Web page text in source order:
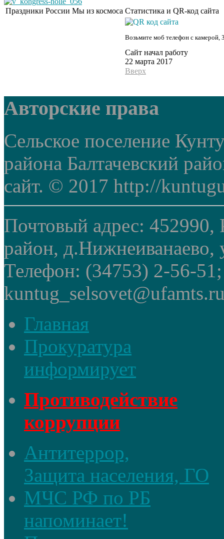
Праздники России Мы из космоса Статистика и QR-код сайта
Возьмите моб телефон с камерой,
Сайт начал работу
22 марта 2017
Вверх
Авторские права
Сельское поселение
района Балтачевский
сайт. © 2017 http://
Почтовый адрес: 452990,
район, д.Нижнеиванаево,
Телефон: (34753) 2-56-
Главная
Прокуратура
информирует
Противодействие
коррупции
Антитеррор,
Защита населения, ГО
МЧС РФ по РБ
напоминает!